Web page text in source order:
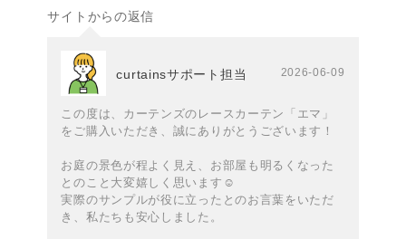
サイトからの返信
curtainsサポート担当 2026-06-09
この度は、カーテンズのレースカーテン「エマ」
をご購入いただき、誠にありがとうございます！
お庭の景色が程よく見え、お部屋も明るくなった
とのこと大変嬉しく思います☺️
実際のサンプルが役に立ったとのお言葉をいただ
き、私たちも安心しました。